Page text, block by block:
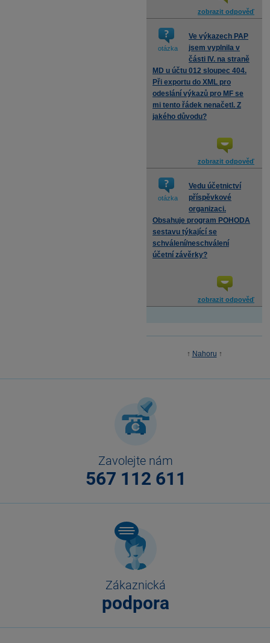
zobrazit odpověď
otázka
Ve výkazech PAP
jsem vyplnila v
části IV. na straně
MD u účtu 012 sloupec 404.
Při exportu do XML pro
odeslání výkazů pro MF se
mi tento řádek nenačetl. Z
jakého důvodu?
zobrazit odpověď
otázka
Vedu účetnictví
příspěvkové
organizaci.
Obsahuje program POHODA
sestavu týkající se
schválení/neschválení
účetní závěrky?
zobrazit odpověď
↑ Nahoru ↑
Zavolejte nám
567 112 611
Zákaznická
podpora